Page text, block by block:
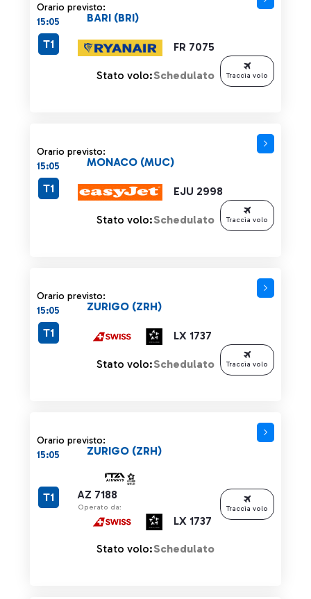
Orario previsto:
15:05
FR 7075
BARI (BRI)
T1
Stato volo:Schedulato Traccia volo
Orario previsto:
15:05
EJU 2998
MONACO (MUC)
T1
Stato volo:Schedulato Traccia volo
Orario previsto:
15:05
LX 1737
ZURIGO (ZRH)
T1
Stato volo:Schedulato Traccia volo
Orario previsto:
15:05
AZ 7188
Operato da:
LX 1737
ZURIGO (ZRH)
T1
Stato volo:Schedulato
Traccia volo